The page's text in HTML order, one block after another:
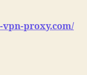
proxy.com/